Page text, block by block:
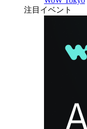
注目イベント